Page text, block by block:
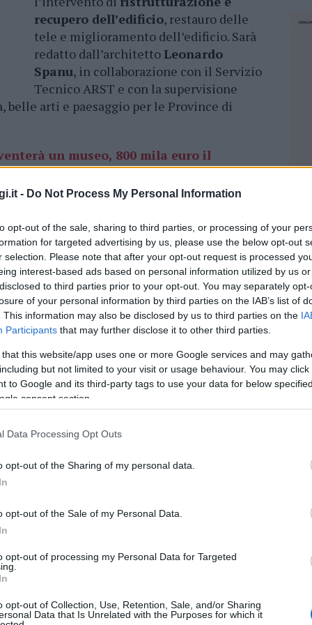
- Do Not Process My Personal Information
opt-out of the sale, sharing to third parties, or processing of your
for targeted advertising by us, please use the below opt-out
selection. Please note that after your opt-out request is processed
interest-based ads based on personal information utilized by us
to third parties prior to your opt-out. You may separately
of your personal information by third parties on the IAB’s list of
This information may also be disclosed by us to third parties on the
Participants that may further disclose it to other third parties.
that this website/app uses one or more Google services and may
but not limited to your visit or usage behaviour. You may
to Google and its third-party tags to use your data for below
consent section.
Data Processing Opt Outs
opt-out of the Sharing of my personal data.
opt-out of the Sale of my Personal Data.
opt-out of processing my Personal Data for Targeted
opt-out of Collection, Use, Retention, Sale, and/or Sharing
Data that Is Unrelated with the Purposes for which it
recupero dell’edificio, restauro delle
tele e miglioramento dell’edificio. Sarà
redatto dall’architettoLeonardo
Spanu, in collaborazione con il Servizio
Tecnico ARST e con la supervisione
arti e paesaggio per le Province di
un museo, 800 mila euro il
come soggetto attuatore dell’intervento
di € 800.000) che riguarda diversi tipi
tetto del fabbricatoprincipale, la
completo restauro del bordo fregiato,
superfici decorate, la realizzazione di
della stazione ed il recupero delle tele.
Addis – che questo progetto, che ha visto
di Tempio, la Regione Sardegna,
restituire alla comunità di Tempio e ai
dei gioielli più preziosi della Sardegna”.
evidenzia che “con questo intervento di
che raccoglie la grande eredità
La stazione, unica nel suo genere per la
architettura, è la testimonianza di un
fa da dimora e convive con il
di Tempio Pausania – sottolinea
– rappresenta un importante esempio di
edilizia, configurandosi tra le più
territorio regionale. Il complesso
originario più pregiato nel fabbricato
fuori terra , che conserva i caratteri